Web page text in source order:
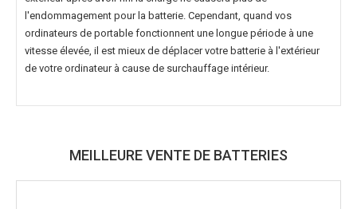
l'endommagement pour la batterie. Cependant, quand vos
ordinateurs de portable fonctionnent une longue période à une
vitesse élevée, il est mieux de déplacer votre batterie à l'extérieur
de votre ordinateur à cause de surchauffage intérieur.
MEILLEURE VENTE DE BATTERIES